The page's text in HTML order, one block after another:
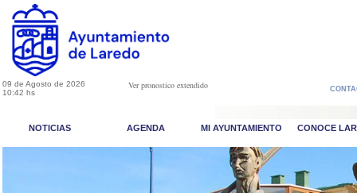
09 de Agosto de 2026
10:42 hs
Ver pronostico extendido
NOTICIAS AGENDA MI AYUNTAMIENTO CONOCE